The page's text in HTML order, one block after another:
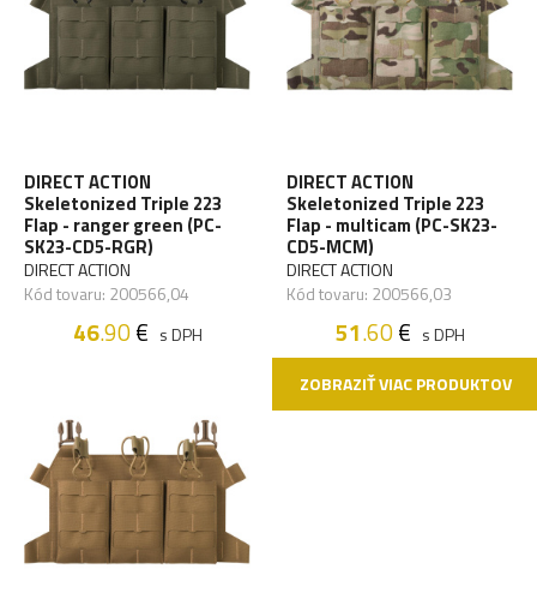
DIRECT ACTION
Skeletonized Triple 223
Flap - ranger green (PC-
SK23-CD5-RGR)
DIRECT ACTION
Kód tovaru: 200566,04
46.90€ s DPH
DIRECT ACTION
Skeletonized Triple 223
Flap - multicam (PC-SK23-
CD5-MCM)
DIRECT ACTION
Kód tovaru: 200566,03
51.60€ s DPH
ZOBRAZIŤ VIAC PRODUKTOV